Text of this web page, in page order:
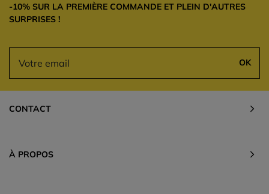
-10% SUR LA PREMIÈRE COMMANDE ET PLEIN D'AUTRES
SURPRISES !
OK
CONTACT
À PROPOS